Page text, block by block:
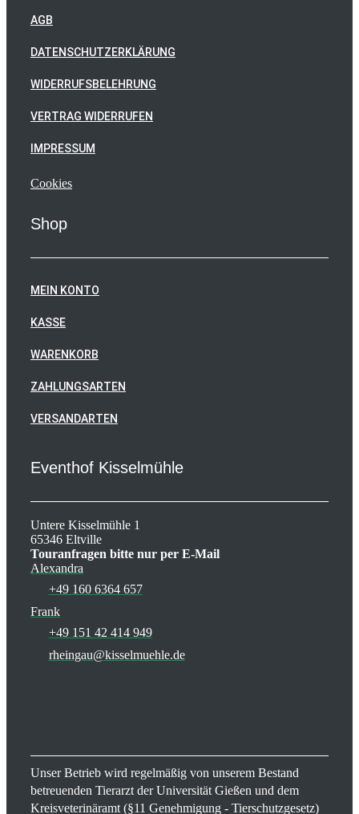
AGB
DATENSCHUTZERKLÄRUNG
WIDERRUFSBELEHRUNG
VERTRAG WIDERRUFEN
IMPRESSUM
Cookies
Shop
MEIN KONTO
KASSE
WARENKORB
ZAHLUNGSARTEN
VERSANDARTEN
Eventhof Kisselmühle
Untere Kisselmühle 1
65346 Eltville
Touranfragen bitte nur per E-Mail
Alexandra
+49 160 6364 657
Frank
+49 151 42 414 949
rheingau@kisselmuehle.de
Unser Betrieb wird regelmäßig von unserem Bestand
betreuenden Tierarzt der Universität Gießen und dem
Kreisveterinäramt (§11 Genehmigung - Tierschutzgesetz)